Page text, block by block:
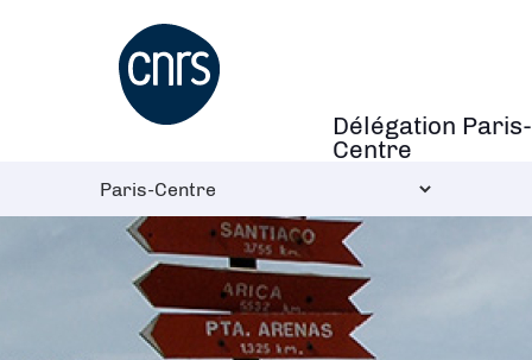
Navigation
principale
Délégation Paris-
Centre